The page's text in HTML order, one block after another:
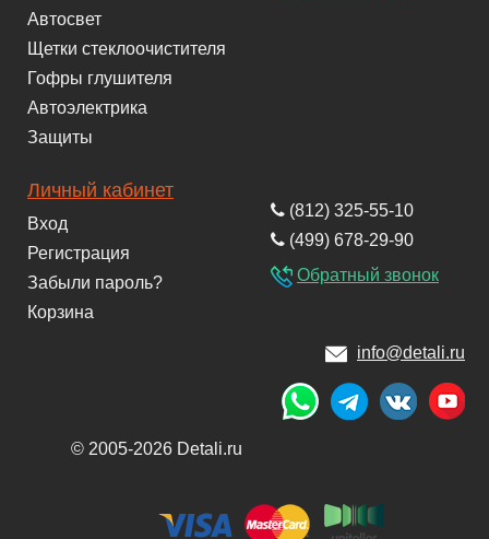
Автосвет
Щетки стеклоочистителя
Гофры глушителя
Автоэлектрика
Защиты
Личный кабинет
Вход
Регистрация
Забыли пароль?
Корзина
(812) 325-55-10
(499) 678-29-90
Обратный звонок
info@detali.ru
© 2005-2026 Detali.ru